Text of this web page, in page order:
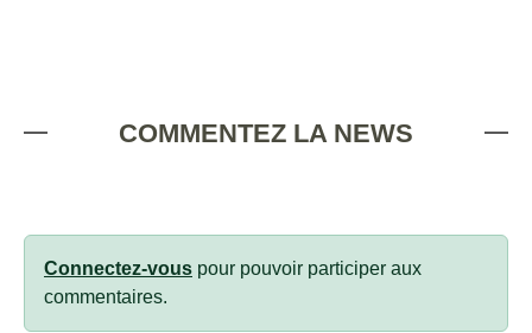
COMMENTEZ LA NEWS
Connectez-vous pour pouvoir participer aux
commentaires.